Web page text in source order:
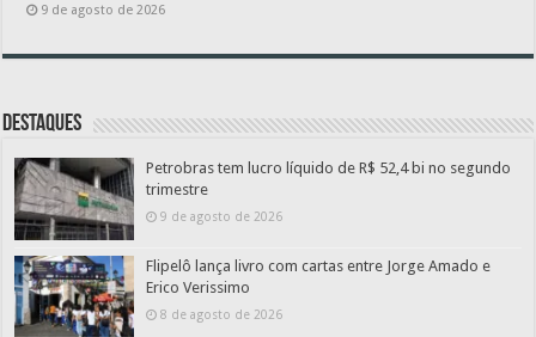
9 de agosto de 2026
Destaques
Petrobras tem lucro líquido de R$ 52,4 bi no segundo
trimestre
9 de agosto de 2026
Flipelô lança livro com cartas entre Jorge Amado e
Erico Verissimo
8 de agosto de 2026